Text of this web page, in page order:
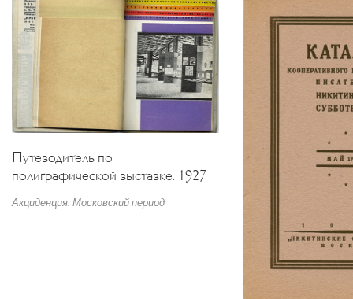
Путеводитель по
полиграфической выставке. 1927
Акциденция. Московский период